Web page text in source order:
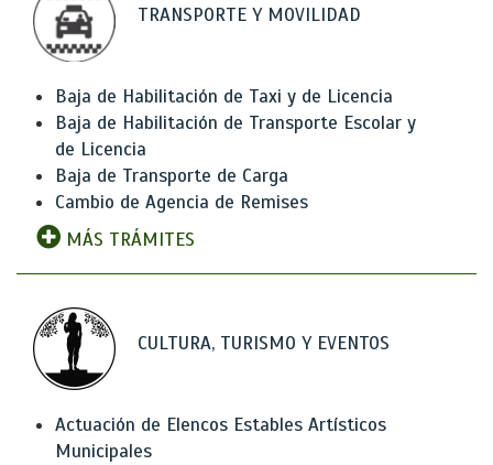
TRANSPORTE Y MOVILIDAD
Baja de Habilitación de Taxi y de Licencia
Baja de Habilitación de Transporte Escolar y
de Licencia
Baja de Transporte de Carga
Cambio de Agencia de Remises
MÁS TRÁMITES
CULTURA, TURISMO Y EVENTOS
Actuación de Elencos Estables Artísticos
Municipales